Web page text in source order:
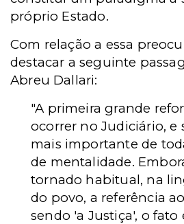
próprio Estado.
Com relação a essa
destacar a seguinte
Abreu Dallari:
"A primeira grande
ocorrer no Judiciário, e
mais importante de
de mentalidade.
tornado habitual, na
do povo, a referência
sendo 'a Justiça', o fato